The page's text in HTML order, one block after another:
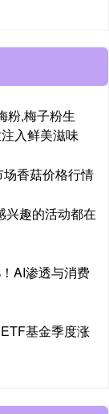
粉,梅子粉生
入鲜美滋味
香菇价格行情
兴趣的活动都在
AI渗透与消费
基金季度涨